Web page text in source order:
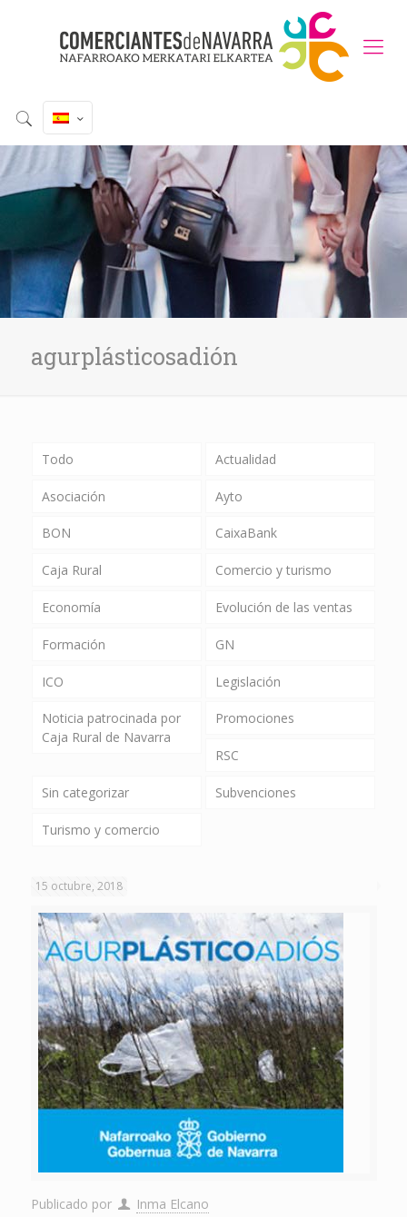
agurplásticosadión
Todo Actualidad
Asociación Ayto
BON CaixaBank
Caja Rural Comercio y turismo
Economía Evolución de las ventas
Formación GN
ICO Legislación
Noticia patrocinada por
Caja Rural de Navarra
Promociones
RSC
Sin categorizar Subvenciones
Turismo y comercio
15 octubre, 2018
Publicado por Inma Elcano